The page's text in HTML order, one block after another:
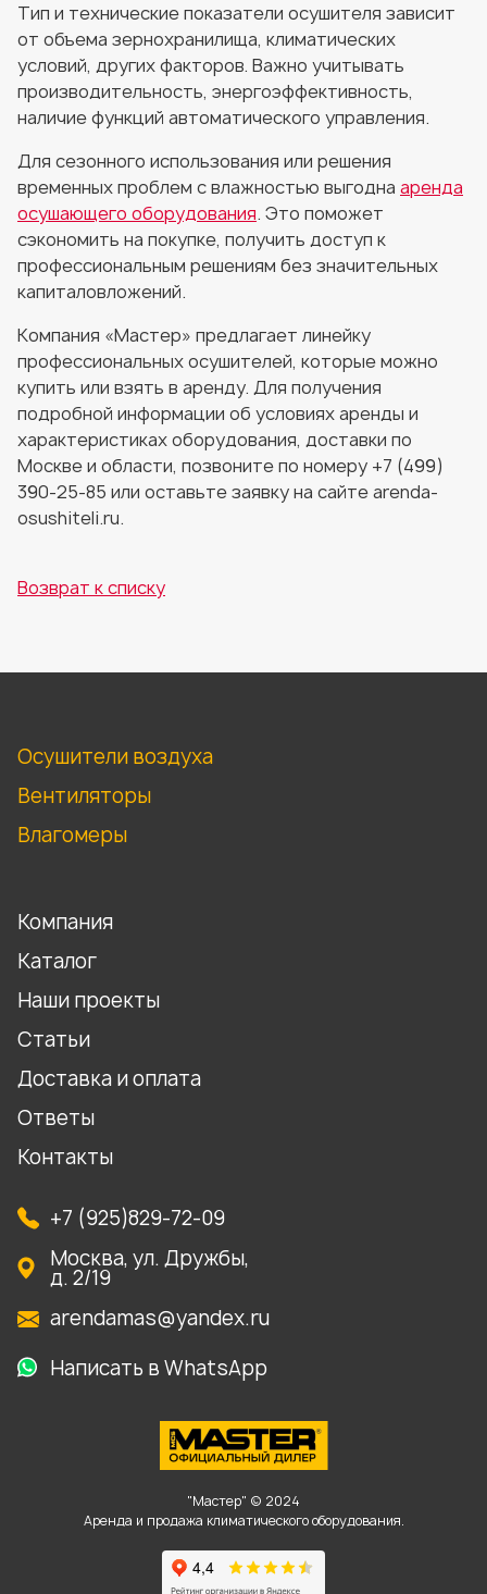
Тип и технические показатели осушителя зависит
от объема зернохранилища, климатических
условий, других факторов. Важно учитывать
производительность, энергоэффективность,
наличие функций автоматического управления.
Для сезонного использования или решения
временных проблем с влажностью выгодна аренда
осушающего оборудования. Это поможет
сэкономить на покупке, получить доступ к
профессиональным решениям без значительных
капиталовложений.
Компания «Мастер» предлагает линейку
профессиональных осушителей, которые можно
купить или взять в аренду. Для получения
подробной информации об условиях аренды и
характеристиках оборудования, доставки по
Москве и области, позвоните по номеру +7 (499)
390-25-85 или оставьте заявку на сайте arenda-
osushiteli.ru.
Возврат к списку
Осушители воздуха
Вентиляторы
Влагомеры
Компания
Каталог
Наши проекты
Статьи
Доставка и оплата
Ответы
Контакты
+7 (925)829-72-09
Москва, ул. Дружбы,
д. 2/19
arendamas@yandex.ru
Написать в WhatsApp
"Мастер" © 2024
Аренда и продажа климатического оборудования.